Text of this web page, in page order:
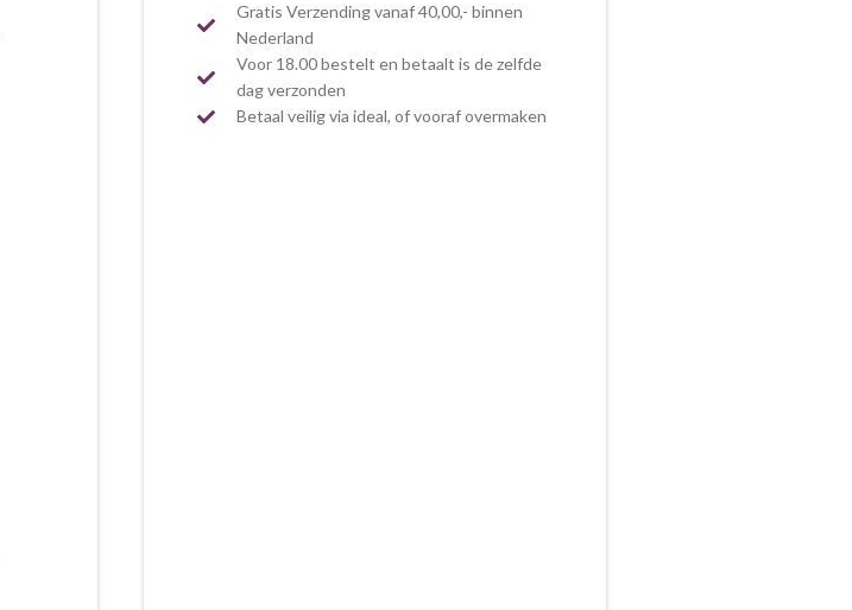
Gratis Verzending vanaf 40,00,- binnen
Nederland
Voor 18.00 bestelt en betaalt is de zelfde
dag verzonden
Betaal veilig via ideal, of vooraf overmaken